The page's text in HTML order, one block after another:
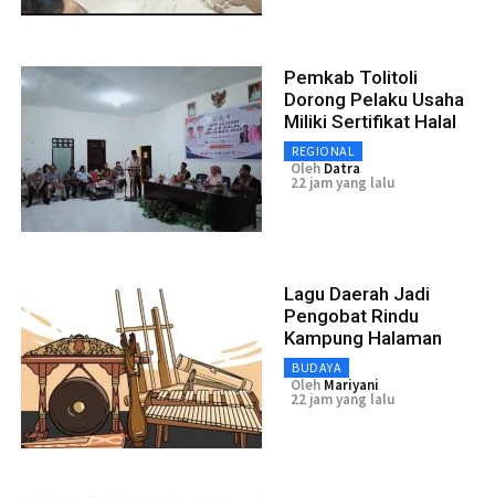
Pemkab Tolitoli
Dorong Pelaku Usaha
Miliki Sertifikat Halal
REGIONAL
Oleh Datra
22 jam yang lalu
Lagu Daerah Jadi
Pengobat Rindu
Kampung Halaman
BUDAYA
Oleh Mariyani
22 jam yang lalu